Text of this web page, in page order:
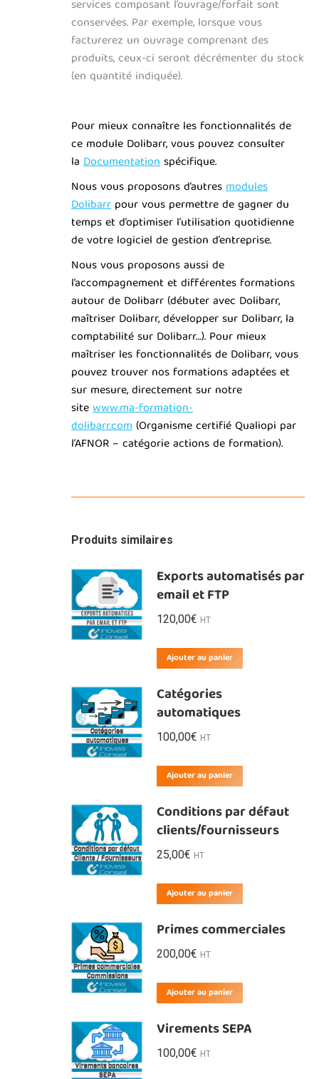
services composant l’ouvrage/forfait sont
conservées. Par exemple, lorsque vous
facturerez un ouvrage comprenant des
produits, ceux-ci seront décrémenter du stock
(en quantité indiquée).
Pour mieux connaître les fonctionnalités de
ce module Dolibarr, vous pouvez consulter
la Documentationspécifique.
Nous vous proposons d’autresmodules
Dolibarr pour vous permettre de gagner du
temps et d’optimiser l’utilisation quotidienne
de votre logiciel de gestion d’entreprise.
Nous vous proposons aussi de
l’accompagnement et différentes formations
autour de Dolibarr (débuter avec Dolibarr,
maîtriser Dolibarr, développer sur Dolibarr, la
comptabilité sur Dolibarr…). Pour mieux
maîtriser les fonctionnalités de Dolibarr, vous
pouvez trouver nos formations adaptées et
sur mesure, directement sur notre
sitewww.ma-formation-
dolibarr.com(Organisme certifié Qualiopi par
l’AFNOR – catégorie actions de formation).
Produits similaires
Exports automatisés par
email et FTP
120,00€ HT
Ajouter au panier
Catégories
automatiques
100,00€ HT
Ajouter au panier
Conditions par défaut
clients/fournisseurs
25,00€ HT
Ajouter au panier
Primes commerciales
200,00€ HT
Ajouter au panier
Virements SEPA
100,00€ HT